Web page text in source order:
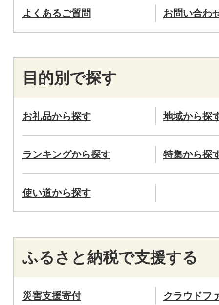
よくあるご質問 お問い合わ
目的別で探す
お礼品から探す 地域から探
ランキングから探す 特集から探
使い道から探す
ふるさと納税で支援する
災害支援寄付 クラウドフ